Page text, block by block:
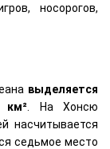
носорогов,
выделяется
км² . На Хонсю
насчитывается
седьмое место